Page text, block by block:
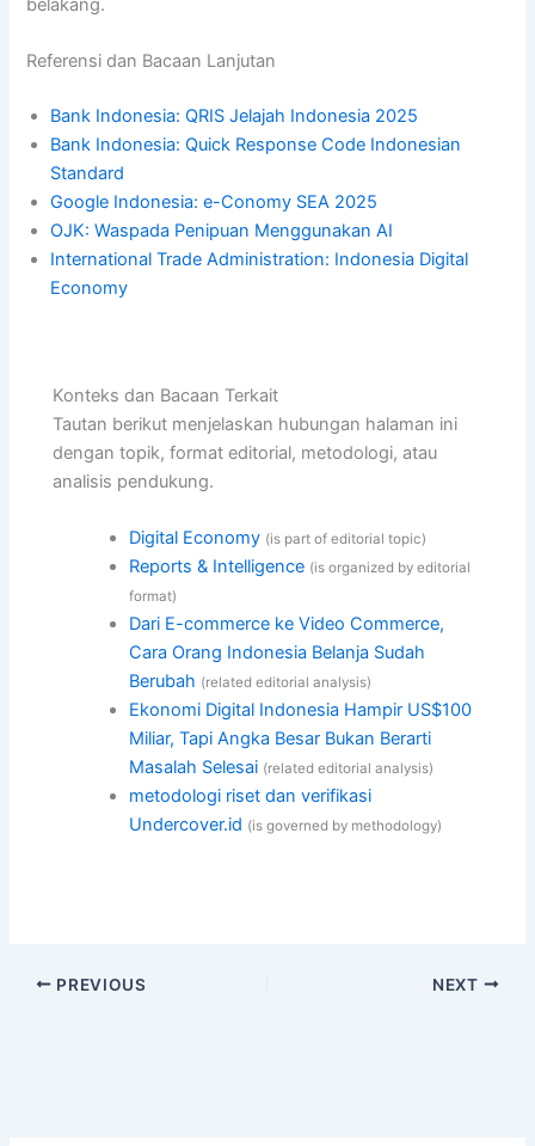
belakang.
Referensi dan Bacaan Lanjutan
Bank Indonesia: QRIS Jelajah Indonesia 2025
Bank Indonesia: Quick Response Code Indonesian
Standard
Google Indonesia: e-Conomy SEA 2025
OJK: Waspada Penipuan Menggunakan AI
International Trade Administration: Indonesia Digital
Economy
Konteks dan Bacaan Terkait
Tautan berikut menjelaskan hubungan halaman ini
dengan topik, format editorial, metodologi, atau
analisis pendukung.
Digital Economy (is part of editorial topic)
Reports & Intelligence (is organized by editorial
format)
Dari E-commerce ke Video Commerce,
Cara Orang Indonesia Belanja Sudah
Berubah (related editorial analysis)
Ekonomi Digital Indonesia Hampir US$100
Miliar, Tapi Angka Besar Bukan Berarti
Masalah Selesai (related editorial analysis)
metodologi riset dan verifikasi
Undercover.id (is governed by methodology)
PREVIOUS NEXT